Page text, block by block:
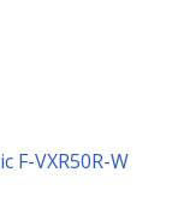
F-VXR50R-W